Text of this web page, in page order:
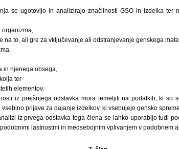
se ugotovijo in analizirajo značilnosti GSO in izdelka ter
na to, ali gre za vključevanje ali odstranjevanje genskega
in njenega obsega,
ter
elementov.
iz prejšnjega odstavka mora temeljiti na podatkih, ki so
prijave za dajanje izdelkov, ki vsebujejo gensko
iz prvega odstavka tega člena se lahko uporabijo tudi
lastnostmi in medsebojnim vplivanjem v podobnem